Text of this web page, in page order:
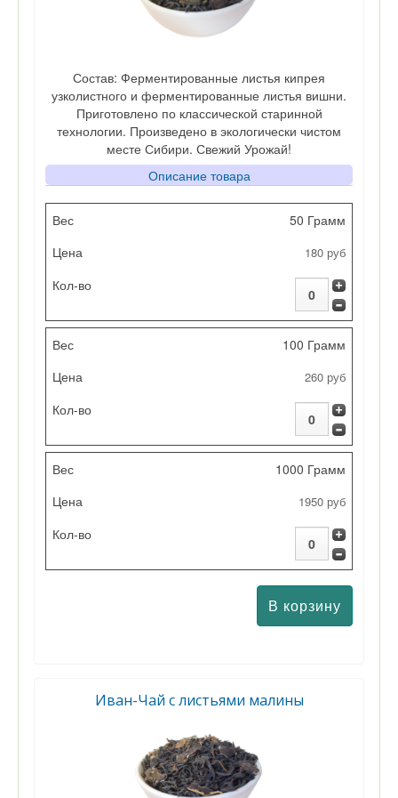
Состав: Ферментированные листья кипрея
узколистного и ферментированные листья вишни.
Приготовлено по классической старинной
технологии. Произведено в экологически чистом
месте Сибири. Свежий Урожай!
Описание товара
Вес
Цена
Кол-во
50 Грамм
180 руб
100 Грамм
260 руб
1000 Грамм
1950 руб
Иван-Чай с листьями малины